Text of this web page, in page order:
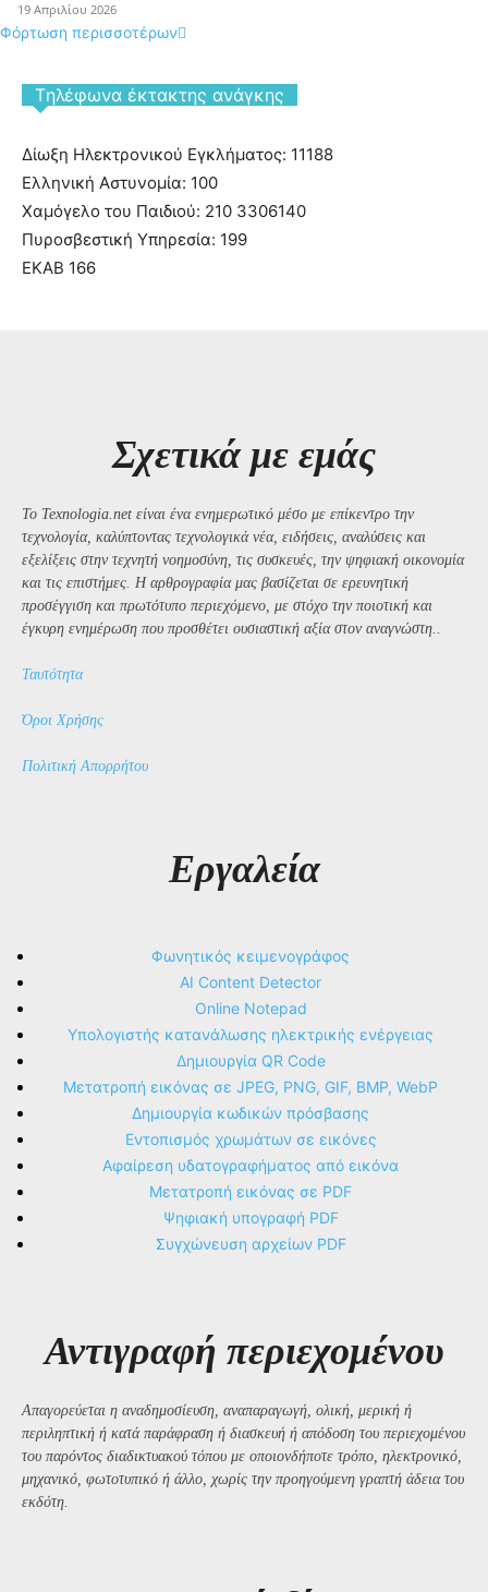
19 Απριλίου 2026
Φόρτωση περισσοτέρων
Tηλέφωνα έκτακτης ανάγκης
Δίωξη Ηλεκτρονικού Εγκλήματος: 11188
Ελληνική Αστυνομία: 100
Χαμόγελο του Παιδιού: 210 3306140
Πυροσβεστική Υπηρεσία: 199
ΕΚΑΒ 166
Σχετικά με εμάς
Το Texnologia.net είναι ένα ενημερωτικό μέσο με επίκεντρο την
τεχνολογία, καλύπτοντας τεχνολογικά νέα, ειδήσεις, αναλύσεις και
εξελίξεις στην τεχνητή νοημοσύνη, τις συσκευές, την ψηφιακή οικονομία
και τις επιστήμες. Η αρθρογραφία μας βασίζεται σε ερευνητική
προσέγγιση και πρωτότυπο περιεχόμενο, με στόχο την ποιοτική και
έγκυρη ενημέρωση που προσθέτει ουσιαστική αξία στον αναγνώστη..
Ταυτότητα
Όροι Χρήσης
Πολιτική Απορρήτου
Εργαλεία
Φωνητικός κειμενογράφος
AI Content Detector
Online Notepad
Υπολογιστής κατανάλωσης ηλεκτρικής ενέργειας
Δημιουργία QR Code
Μετατροπή εικόνας σε JPEG, PNG, GIF, BMP, WebP
Δημιουργία κωδικών πρόσβασης
Εντοπισμός χρωμάτων σε εικόνες
Αφαίρεση υδατογραφήματος από εικόνα
Μετατροπή εικόνας σε PDF
Ψηφιακή υπογραφή PDF
Συγχώνευση αρχείων PDF
Αντιγραφή περιεχομένου
Απαγορεύεται η αναδημοσίευση, αναπαραγωγή, ολική, μερική ή
περιληπτική ή κατά παράφραση ή διασκευή ή απόδοση του περιεχομένου
του παρόντος διαδικτυακού τόπου με οποιονδήποτε τρόπο, ηλεκτρονικό,
μηχανικό, φωτοτυπικό ή άλλο, χωρίς την προηγούμενη γραπτή άδεια του
εκδότη.